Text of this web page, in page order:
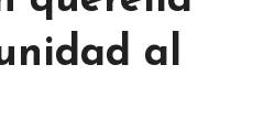
al